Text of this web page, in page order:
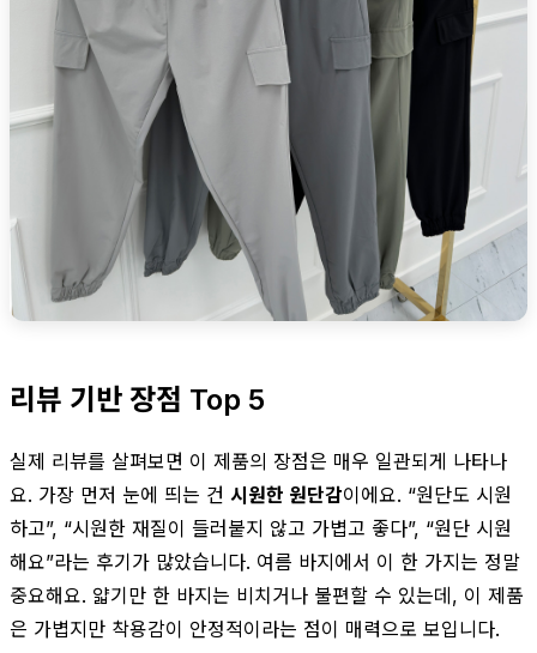
리뷰 기반 장점 Top 5
실제 리뷰를 살펴보면 이 제품의 장점은 매우 일관되게 나타나
요. 가장 먼저 눈에 띄는 건 시원한 원단감이에요. “원단도 시원
하고”, “시원한 재질이 들러붙지 않고 가볍고 좋다”, “원단 시원
해요”라는 후기가 많았습니다. 여름 바지에서 이 한 가지는 정말
중요해요. 얇기만 한 바지는 비치거나 불편할 수 있는데, 이 제품
은 가볍지만 착용감이 안정적이라는 점이 매력으로 보입니다.